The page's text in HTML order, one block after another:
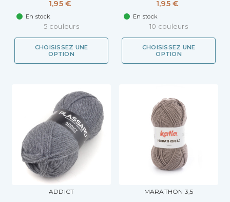
1,95 €
En stock
5 couleurs
CHOISISSEZ UNE
OPTION
1,95 €
En stock
10 couleurs
CHOISISSEZ UNE
OPTION
ADDICT MARATHON 3,5